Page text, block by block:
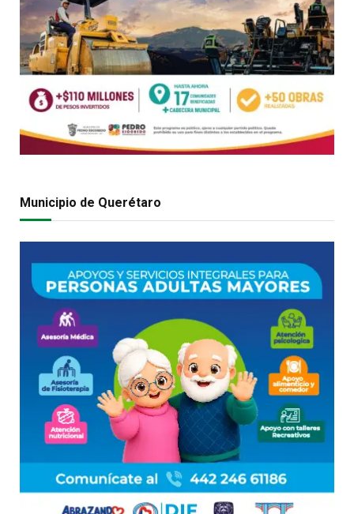
Municipio de Querétaro